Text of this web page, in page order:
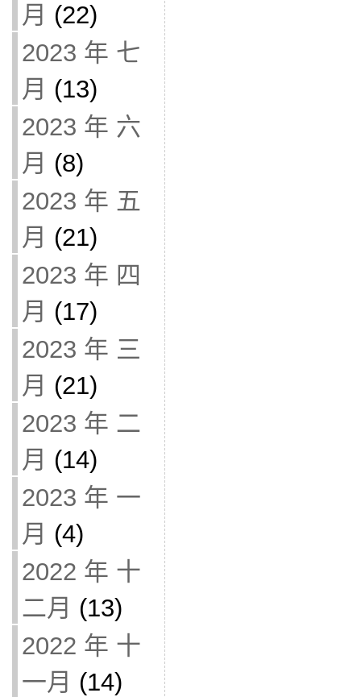
月 (22)
2023 年 七
月 (13)
2023 年 六
月 (8)
2023 年 五
月 (21)
2023 年 四
月 (17)
2023 年 三
月 (21)
2023 年 二
月 (14)
2023 年 一
月 (4)
2022 年 十
二月 (13)
2022 年 十
一月 (14)